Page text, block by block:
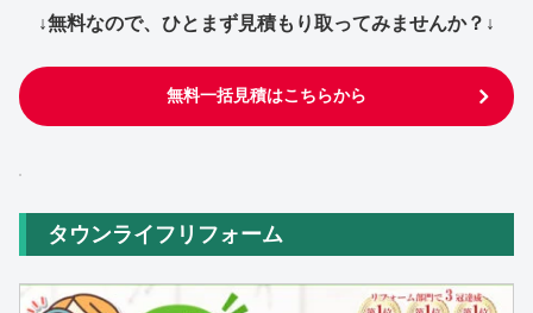
↓無料なので、ひとまず見積もり取ってみませんか？↓
無料一括見積はこちらから
タウンライフリフォーム